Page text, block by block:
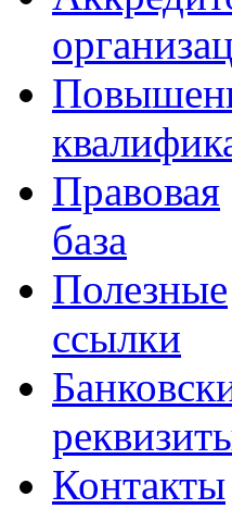
Правовая
база
Полезные
ссылки
Контакты